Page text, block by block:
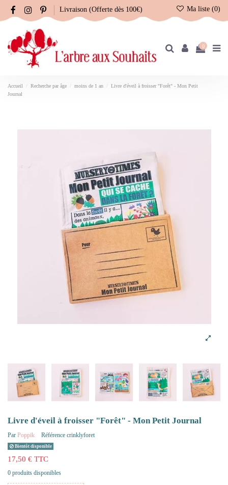
Livraison (Offerte dès 100€) Ma liste (0)
0
Accueil Recherche par âge moins de 1 an
Livre d'éveil à froisser "Forêt" - Mon Petit
Journal
Livre d'éveil à froisser "Forêt" - Mon Petit Journal
Par Poppik Référence crinklyforet
Bientôt disponible
17,50 € TTC
0 produits disponibles